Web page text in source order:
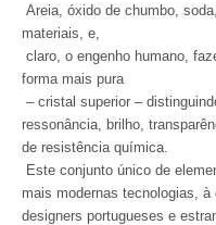
Areia, óxido de chumbo,
materiais, e,
claro, o engenho humano,
forma mais pura
– cristal superior –
ressonância, brilho,
de resistência química.
Este conjunto único de
mais modernas tecnologias,
designers portugueses e